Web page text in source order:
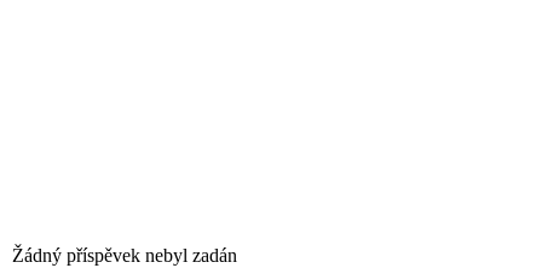
Žádný příspěvek nebyl zadán